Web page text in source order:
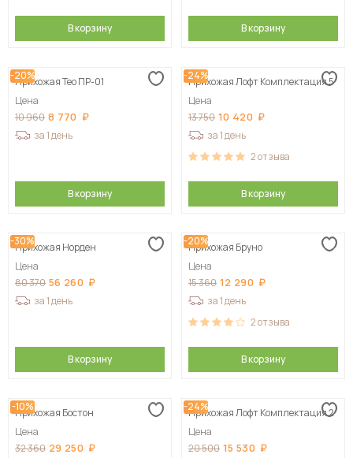
В корзину В корзину
-20%
Прихожая Тео ПР-01
Цена
10 960 8 770
за 1 день
В корзину
-24%
Прихожая Лофт Комплектация 5
Цена
13 750 10 420
за 1 день
2отзыва
В корзину
-30%
Прихожая Норден
Цена
80 370 56 260
за 1 день
В корзину
-20%
Прихожая Бруно
Цена
15 360 12 290
за 1 день
2отзыва
В корзину
-10%
Прихожая Бостон
Цена
32 360 29 250
-24%
Прихожая Лофт Комплектация 2
Цена
20 500 15 530